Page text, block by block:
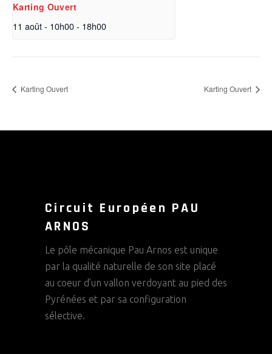
Karting Ouvert
11 août - 10h00- 18h00
Karting Ouvert Karting Ouvert
Circuit Européen PAU
ARNOS
Le pôle mécanique Pau Arnos est unique
par la qualité naturelle de son site placé
au coeur d’un vallon verdoyant au pied des
Pyrénées et par sa configuration
sélective.